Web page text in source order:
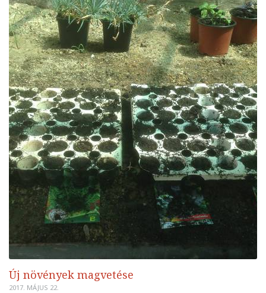
Új növények magvetése
2017. MÁJUS 22.